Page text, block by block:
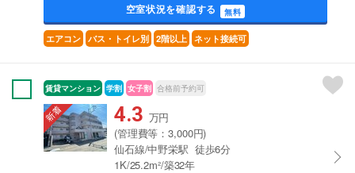
空室状況を確認する 無料
エアコン バス・トイレ別 2階以上 ネット接続可
賃貸マンション 学割 女子割 合格前予約可
4.3 万円
(管理費等：3,000円)
仙石線/中野栄駅 徒歩6分
1K/25.2m²/築32年